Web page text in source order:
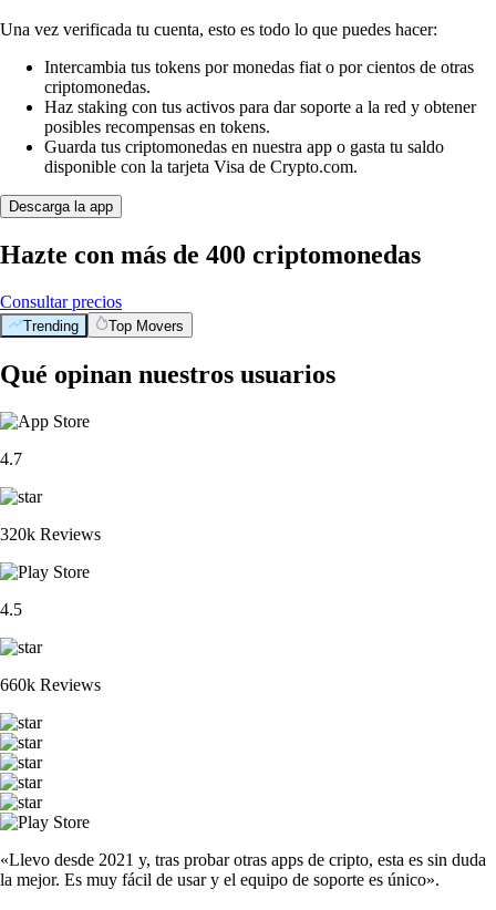
Una vez verificada tu cuenta, esto es todo lo que puedes hacer:
Intercambia tus tokens por monedas fiat o por cientos de otras
criptomonedas.
Haz staking con tus activos para dar soporte a la red y obtener
posibles recompensas en tokens.
Guarda tus criptomonedas en nuestra app o gasta tu saldo
disponible con la tarjeta Visa de Crypto.com.
Descarga la app
Hazte con más de 400 criptomonedas
Consultar precios
Trending Top Movers
Qué opinan nuestros usuarios
4.7
320k Reviews
4.5
660k Reviews
«Llevo desde 2021 y, tras probar otras apps de cripto, esta es sin duda
la mejor. Es muy fácil de usar y el equipo de soporte es único».